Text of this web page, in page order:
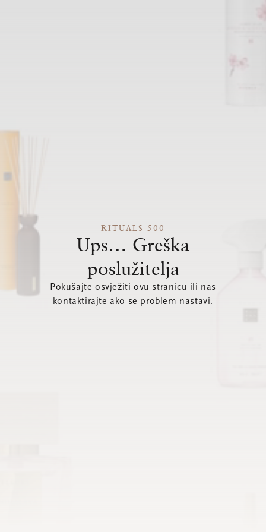
RITUALS 500
Ups… Greška
poslužitelja
Pokušajte osvježiti ovu stranicu ili nas
kontaktirajte ako se problem nastavi.